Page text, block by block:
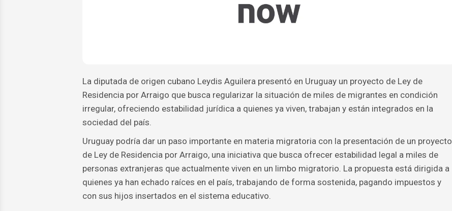
La diputada de origen cubano Leydis Aguilera presentó en Uruguay un proyecto de Ley de
Residencia por Arraigo que busca regularizar la situación de miles de migrantes en condición
irregular, ofreciendo estabilidad jurídica a quienes ya viven, trabajan y están integrados en la
sociedad del país.
Uruguay podría dar un paso importante en materia migratoria con la presentación de un proyecto
de Ley de Residencia por Arraigo, una iniciativa que busca ofrecer estabilidad legal a miles de
personas extranjeras que actualmente viven en un limbo migratorio. La propuesta está dirigida a
quienes ya han echado raíces en el país, trabajando de forma sostenida, pagando impuestos y
con sus hijos insertados en el sistema educativo.